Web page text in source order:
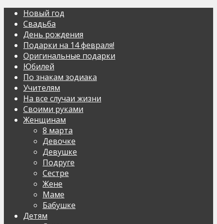
Новый год
Свадьба
День рождения
Подарки на 14 февраля!
Оригинальные подарки
Юбилей
По знакам зодиака
Учителям
На все случаи жизни
Своими руками
Женщинам
8 марта
Девочке
Девушке
Подруге
Сестре
Жене
Маме
Бабушке
Детям